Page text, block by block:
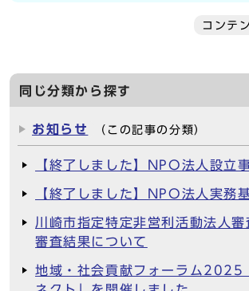
コンテ
同じ分類から探す
お知らせ （この記事の分類）
【終了しました】NPO法人設立
【終了しました】NPO法人実務
川崎市指定特定非営利活動法人審
審査結果について
地域・社会貢献フォーラム2025